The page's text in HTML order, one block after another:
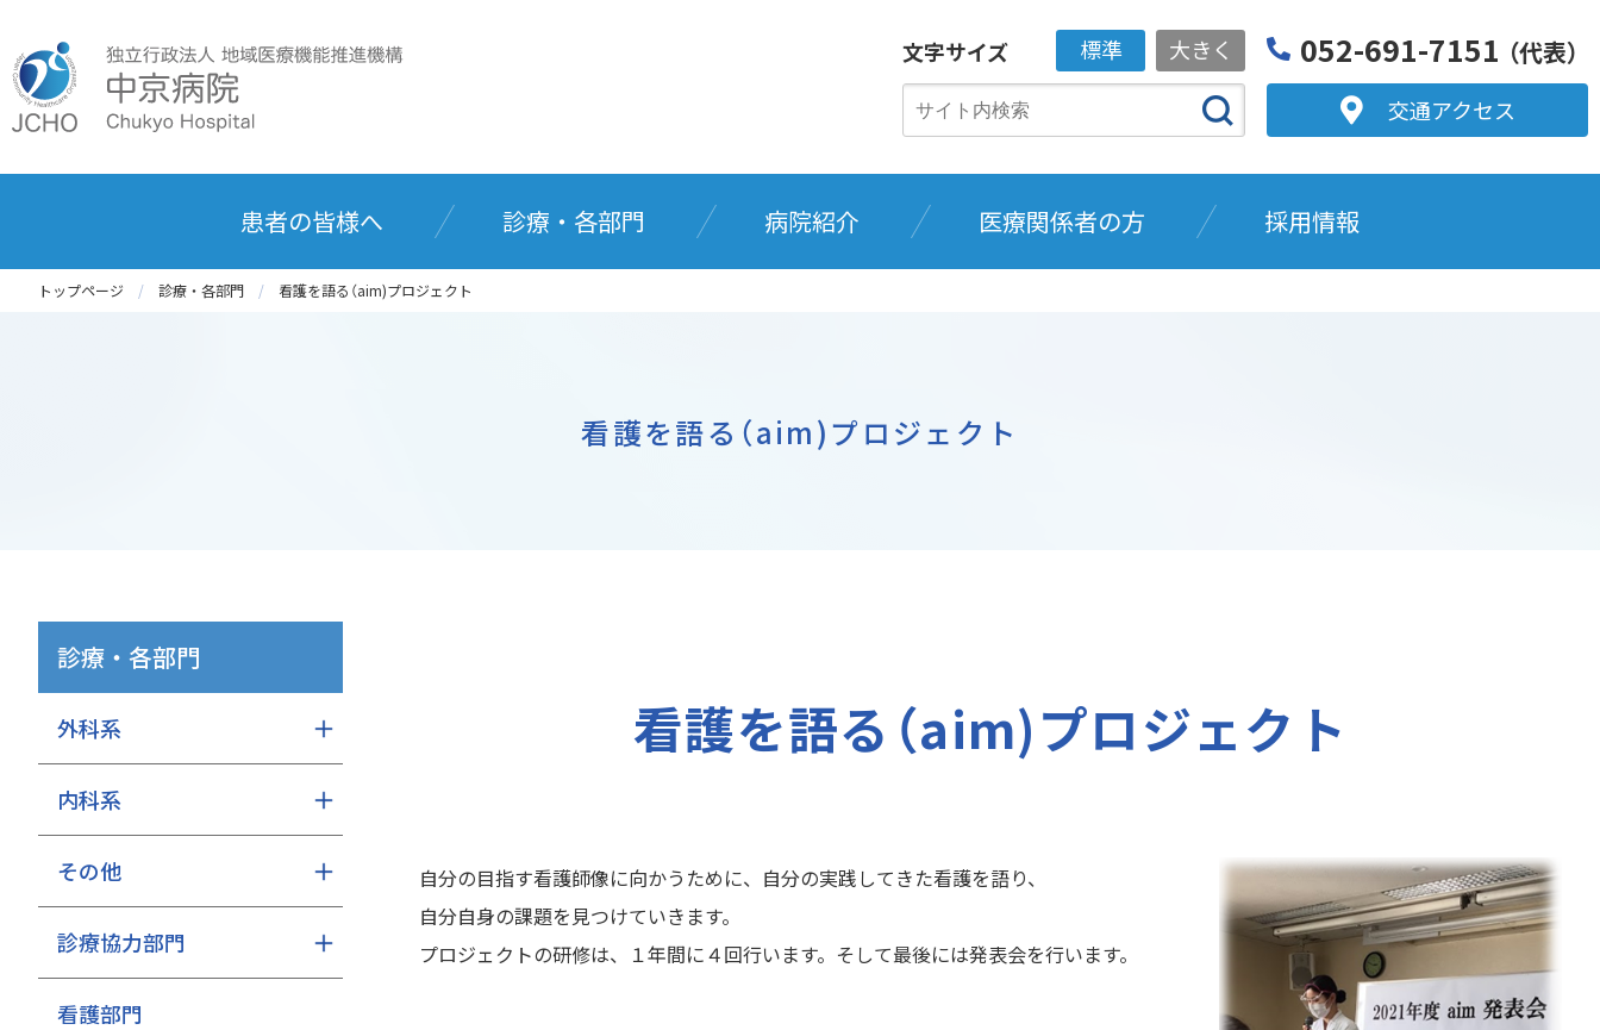
文字サイズ 標準 大きく 052-691-7151 （代表）
交通アクセス
患者の皆様へ 診療・各部門 病院紹介 医療関係者の方 採用情報
トップページ 診療・各部門 看護を語る（aim)プロジェクト
看護を語る（aim)プロジェクト
診療・各部門
外科系
内科系
その他
診療協力部門
看護部門
看護を語る（aim)プロジェクト
自分の目指す看護師像に向かうために、自分の実践してきた看護を語り、
自分自身の課題を見つけていきます。
プロジェクトの研修は、１年間に４回行います。そして最後には発表会を行います。